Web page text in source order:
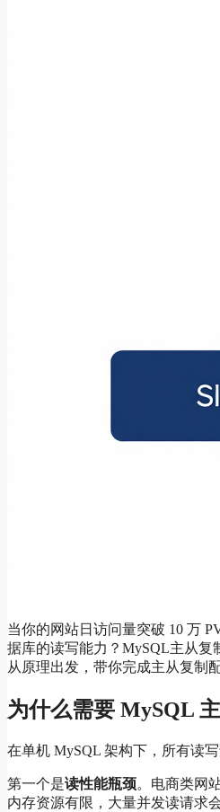
当你的网站日访问量突破 10 万
据库的读写能力？MySQL主从复
从原理出发，带你完成主从复制
为什么需要 MySQL
在单机 MySQL 架构下，所有读
第一个是读性能瓶颈。电商类网
内存资源有限，大量并发读请求